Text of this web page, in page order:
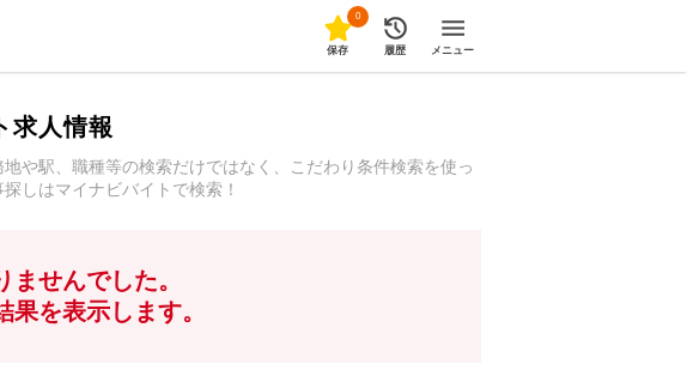
0
保存 履歴 メニュー
求人情報
や駅、職種等の検索だけではなく、こだわり条件検索を使っ
しはマイナビバイトで検索！
せんでした。
を表示します。